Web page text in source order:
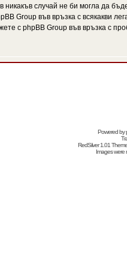
никакъв случай не би могла да
Group във връзка с всякакви
с phpBB Group във връзка с
Powered by
RedSilver 1.01
Images were